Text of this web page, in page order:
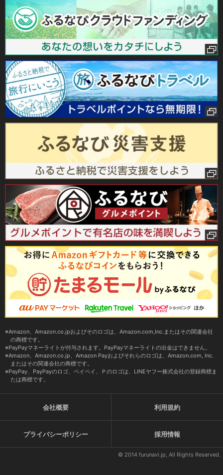
Amazon、Amazon.co.jpおよびそのロゴは、Amazon.com,Inc.またはその関連会社
の商標です。
PayPayマネーライトが付与されます。PayPayマネーライトの出金はできません。
Amazon、Amazon.co.jp、Amazon Payおよびそれらのロゴは、Amazon.com, Inc.
またはその関連会社の商標です。
PayPay、PayPayのロゴ、ペイペイ、Ｐのロゴは、LINEヤフー株式会社の登録商標ま
たは商標です。
会社概要 利用規約
プライバシーポリシー 採用情報
© 2014 furunavi.jp, All Rights Reserved.